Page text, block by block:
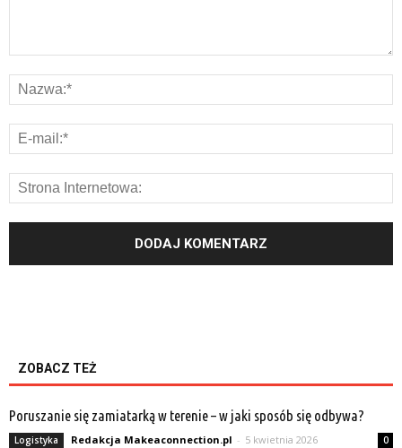
ZOBACZ TEŻ
Poruszanie się zamiatarką w terenie – w jaki sposób się odbywa?
Logistyka Redakcja Makeaconnection.pl - 5 kwietnia 2026 0